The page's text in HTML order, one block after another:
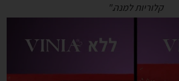
קלוריות למנה."